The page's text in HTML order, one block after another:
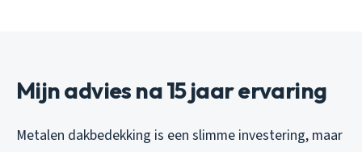
Mijn advies na 15 jaar ervaring
Metalen dakbedekking is een slimme investering, maar